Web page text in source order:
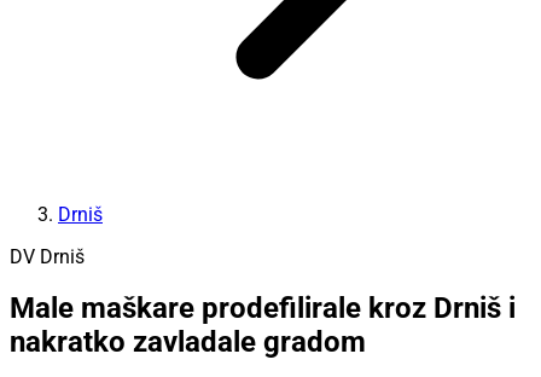
Drniš
DV Drniš
Male maškare prodefilirale kroz Drniš i
nakratko zavladale gradom